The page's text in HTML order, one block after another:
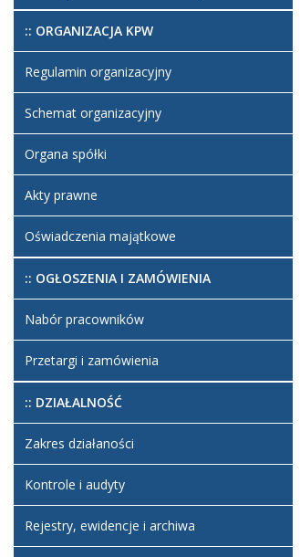
:: ORGANIZACJA KPW
Regulamin organizacyjny
Schemat organizacyjny
Organa spółki
Akty prawne
Oświadczenia majątkowe
:: OGŁOSZENIA I ZAMÓWIENIA
Nabór pracowników
Przetargi i zamówienia
:: DZIAŁALNOŚĆ
Zakres działaności
Kontrole i audyty
Rejestry, ewidencje i archiwa